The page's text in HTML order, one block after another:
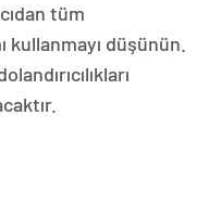
tüm
kullanmayı düşünün.